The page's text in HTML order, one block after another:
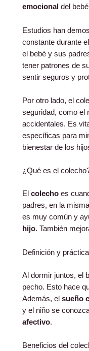
emocional del
Estudios han
constante durante
el bebé y sus
tener patrones de
sentir seguros y
Por otro lado, el
seguridad, como el
accidentales. Es
específicas para
bienestar de los
¿Qué es el
El colecho es
padres, en la
es muy común y
hijo. También
Definición y
Al dormir juntos, el
pecho. Esto hace
Además, el sueño
y el niño se
afectivo.
Beneficios del